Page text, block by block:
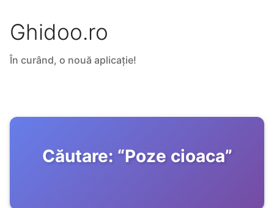
Ghidoo.ro
În curând, o nouă aplicație!
Căutare: “Poze cioaca”